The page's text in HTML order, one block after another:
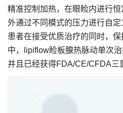
精准控制加热，在眼睑内进行
外通过不同模式的压力进行自
患者在接受优质治疗的同时，
中，lipiflow睑板腺热脉动单次
并且已经获得FDA/CE/CFDA三